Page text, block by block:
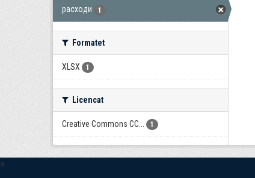
расходи 1
Formatet
XLSX 1
Licencat
Creative Commons CC... 1
a